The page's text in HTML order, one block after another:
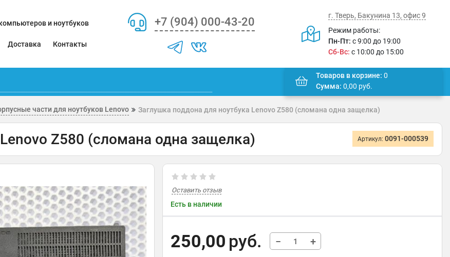
и ноутбуков
Доставка Контакты
+7 (904) 000-43-20
г. Тверь, Бакунина 13, офис 9
Режим работы:
Пн-Пт: с 9:00 до 19:00
Сб-Вс: с 10:00 до 15:00
Товаров в корзине: 0
Сумма: 0,00 руб.
части для ноутбуков Lenovo Заглушка поддона для ноутбука Lenovo Z580 (сломана одна защелка)
Z580 (сломана одна защелка) Артикул: 0091-000539
Оставить отзыв
Есть в наличии
250,00 руб. − +